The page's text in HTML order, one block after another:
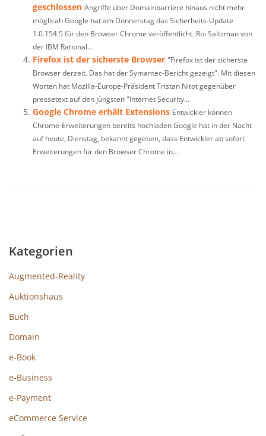
geschlossen Angriffe über Domainbarriere hinaus nicht mehr
möglicah Google hat am Donnerstag das Sicherheits-Update
1.0.154.5 für den Browser Chrome veröffentlicht. Roi Saltzman von
der IBM Rational...
Firefox ist der sicherste Browser "Firefox ist der sicherste
Browser derzeit. Das hat der Symantec-Bericht gezeigt". Mit diesen
Worten hat Mozilla-Europe-Präsident Tristan Nitot gegenüber
pressetext auf den jüngsten "Internet Security...
Google Chrome erhält Extensions Entwickler können
Chrome-Erweiterungen bereits hochladen Google hat in der Nacht
auf heute, Dienstag, bekannt gegeben, dass Entwickler ab sofort
Erweiterungen für den Browser Chrome in...
Kategorien
Augmented-Reality
Auktionshaus
Buch
Domain
e-Book
e-Business
e-Payment
eCommerce Service